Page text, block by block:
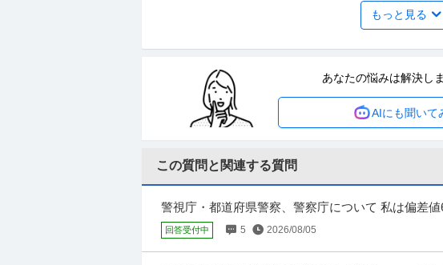
内部監査・内部統制 ／ グループコンプライアンス統括
年収800万円〜1,000万円
【職種】管理＞内部監査・内部統制 【業種】IT・インターネッ
じ、当該求人をビズリーチ上で閲覧された際に内容が異なる場合
警察官・消防士の方も活躍中！／営業総合職／未経験
株式会社オープンハウス
正社員 未経験OK 交通費支給 学歴不問
年収528万円〜1,000万円
株式会社オープンハウス 【警察官・消防士の方も活躍中！】営
ト！ 【仕事内容】 【警察官・消防士の方も活躍中！】営業総合
もっと見る
あなたの悩みは解決し
AIにも聞いて
この質問と関連する質問
警視庁・都道府県警察、警察庁について 私は偏差
二年生です。 私は以前から過去のある経験により人
回答受付中 5 2026/08/05